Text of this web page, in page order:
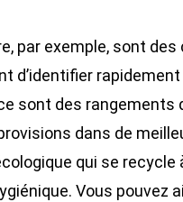
par exemple, sont
d’identifier
sont des
dans de
qui se recycle
Vous pouvez